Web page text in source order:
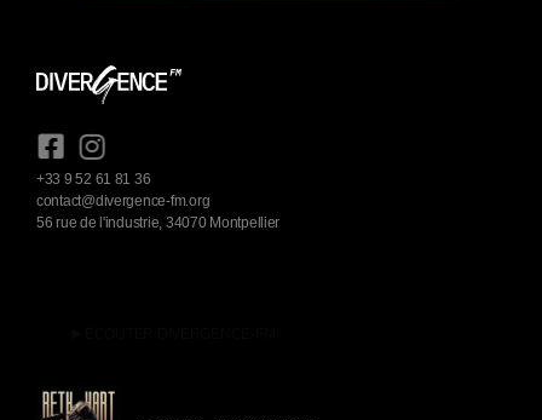
+33 9 52 61 81 36
contact@divergence-fm.org
56 rue de l'industrie, 34070 Montpellier